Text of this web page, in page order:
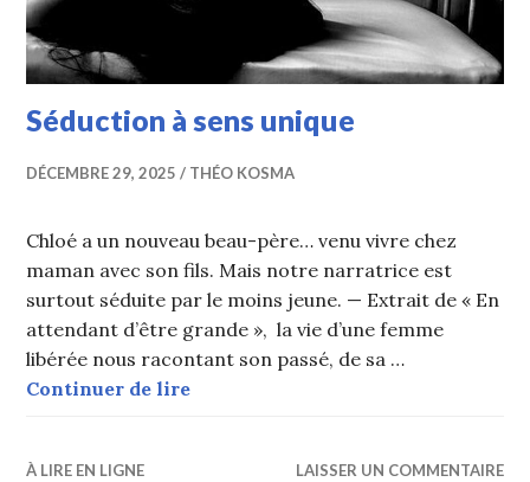
Séduction à sens unique
DÉCEMBRE 29, 2025 THÉO KOSMA
Chloé a un nouveau beau-père… venu vivre chez
maman avec son fils. Mais notre narratrice est
surtout séduite par le moins jeune. — Extrait de « En
attendant d’être grande », la vie d’une femme
libérée nous racontant son passé, de sa …
Continuer de lireSéduction à sens unique
À LIRE EN LIGNE LAISSER UN COMMENTAIRE